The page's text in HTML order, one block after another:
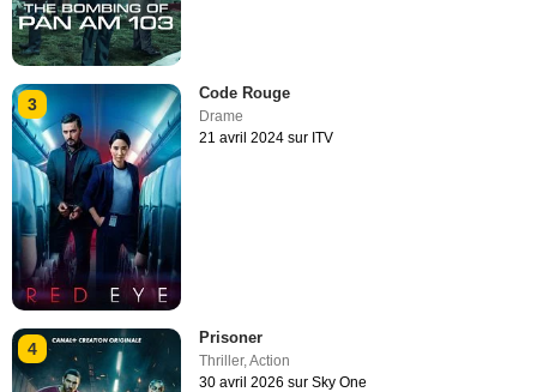
3
Code Rouge
Drame
21 avril 2024 sur ITV
4
Prisoner
Thriller,Action
30 avril 2026 sur Sky One